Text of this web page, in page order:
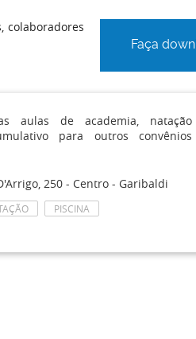
colaboradores
Faça
aulas de academia,
para outros
250 - Centro - Garibaldi
PISCINA